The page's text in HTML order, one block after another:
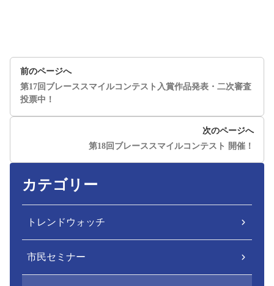
前のページへ
第17回ブレーススマイルコンテスト入賞作品発表・二次審査
投票中！
次のページへ
第18回ブレーススマイルコンテスト 開催！
カテゴリー
トレンドウォッチ
市民セミナー